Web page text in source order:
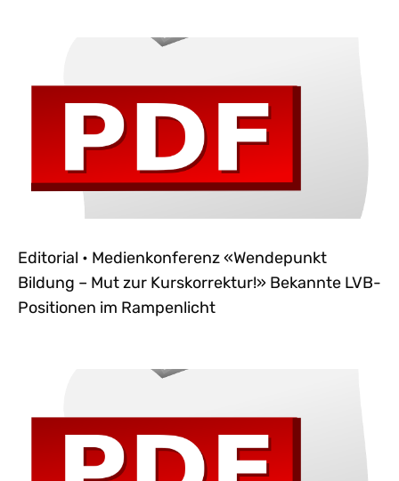
Editorial • Medienkonferenz «Wendepunkt
Bildung – Mut zur Kurskorrektur!» Bekannte LVB-
Positionen im Rampenlicht